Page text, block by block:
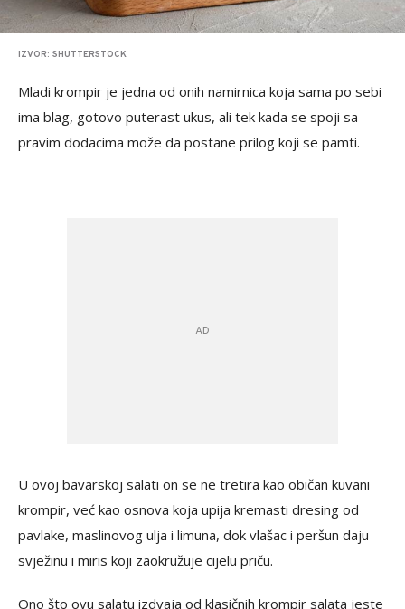
IZVOR: SHUTTERSTOCK
Mladi krompir je jedna od onih namirnica koja sama po sebi
ima blag, gotovo puterast ukus, ali tek kada se spoji sa
pravim dodacima može da postane prilog koji se pamti.
U ovoj bavarskoj salati on se ne tretira kao običan kuvani
krompir, već kao osnova koja upija kremasti dresing od
pavlake, maslinovog ulja i limuna, dok vlašac i peršun daju
svježinu i miris koji zaokružuje cijelu priču.
Ono što ovu salatu izdvaja od klasičnih krompir salata jeste